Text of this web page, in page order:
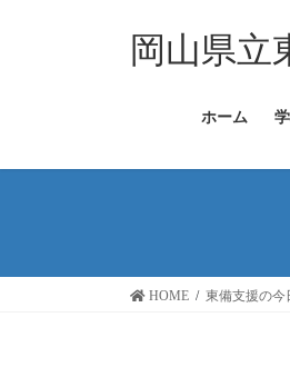
ス
ン
岡山県立
ホーム
HOME 東備支援の今